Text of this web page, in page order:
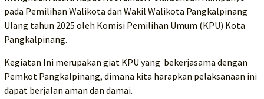
pada Pemilihan Walikota dan Wakil Walikota Pangkalpinang
Ulang tahun 2025 oleh Komisi Pemilihan Umum (KPU) Kota
Pangkalpinang.
Kegiatan Ini merupakan giat KPU yang bekerjasama dengan
Pemkot Pangkalpinang, dimana kita harapkan pelaksanaan ini
dapat berjalan aman dan damai.